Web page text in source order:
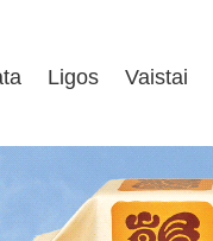
Ligos Vaistai